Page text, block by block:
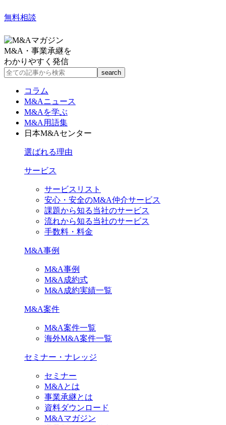
無料相談
M&A・事業承継を
わかりやすく発信
コラム
M&Aニュース
M&Aを学ぶ
M&A用語集
日本M&Aセンター
選ばれる理由
サービス
サービスリスト
安心・安全のM&A仲介サービス
課題から知る当社のサービス
流れから知る当社のサービス
手数料・料金
M&A事例
M&A事例
M&A成約式
M&A成約実績一覧
M&A案件
M&A案件一覧
海外M&A案件一覧
セミナー・ナレッジ
セミナー
M&Aとは
事業承継とは
資料ダウンロード
M&Aマガジン